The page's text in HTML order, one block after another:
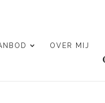
OVER MIJ